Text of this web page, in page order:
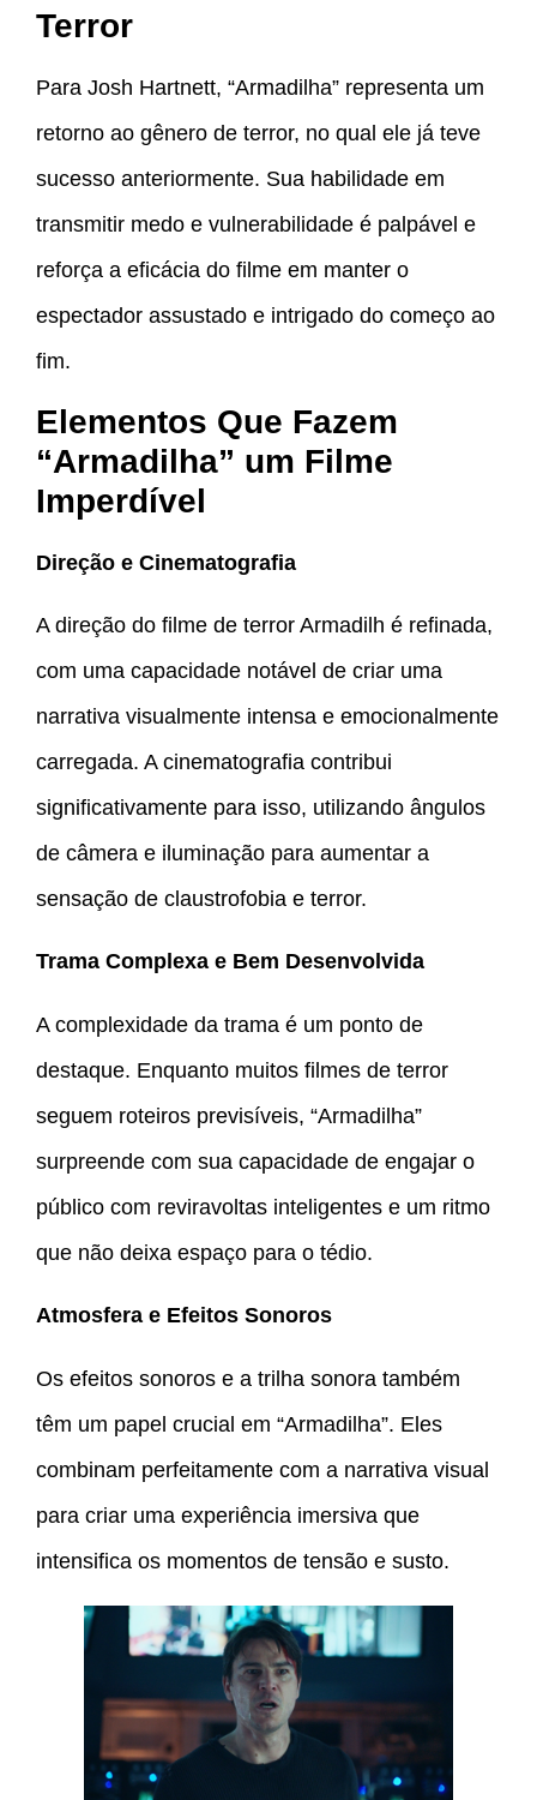
Terror
Para Josh Hartnett, “Armadilha” representa um
retorno ao gênero de terror, no qual ele já teve
sucesso anteriormente. Sua habilidade em
transmitir medo e vulnerabilidade é palpável e
reforça a eficácia do filme em manter o
espectador assustado e intrigado do começo ao
fim.
Elementos Que Fazem
“Armadilha” um Filme
Imperdível
Direção e Cinematografia
A direção do filme de terror Armadilh é refinada,
com uma capacidade notável de criar uma
narrativa visualmente intensa e emocionalmente
carregada. A cinematografia contribui
significativamente para isso, utilizando ângulos
de câmera e iluminação para aumentar a
sensação de claustrofobia e terror.
Trama Complexa e Bem Desenvolvida
A complexidade da trama é um ponto de
destaque. Enquanto muitos filmes de terror
seguem roteiros previsíveis, “Armadilha”
surpreende com sua capacidade de engajar o
público com reviravoltas inteligentes e um ritmo
que não deixa espaço para o tédio.
Atmosfera e Efeitos Sonoros
Os efeitos sonoros e a trilha sonora também
têm um papel crucial em “Armadilha”. Eles
combinam perfeitamente com a narrativa visual
para criar uma experiência imersiva que
intensifica os momentos de tensão e susto.